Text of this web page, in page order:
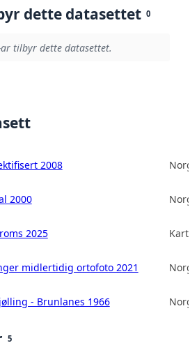
dette datasettet 0
tilbyr dette datasettet.
2008
2000
2025
midlertidig ortofoto 2021
- Brunlanes 1966
5